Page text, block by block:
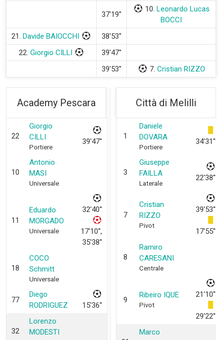
37'19''
10. Leonardo Lucas
BOCCI
21. Davide BAIOCCHI
38'53''
22. Giorgio CILLI
39'47''
39'53''
7. Cristian RIZZO
Academy Pescara
22
Giorgio
CILLI
Portiere
39'47''
10
Antonio
MASI
Universale
11
Eduardo
MORGADO
Universale
32'40''
17'10'',
35'38''
18
COCO
Schmitt
Universale
77
Diego
RODRIGUEZ
15'36''
32
Lorenzo
MODESTI
Città di Melilli
1
Daniele
DOVARA
Portiere
34'31''
3
Giuseppe
FAILLA
Laterale
22'38''
7
Cristian
RIZZO
Pivot
39'53''
17'55''
8
Ramiro
CARESANI
Centrale
9
Ribeiro IQUE
Pivot
21'10''
29'22''
Marco